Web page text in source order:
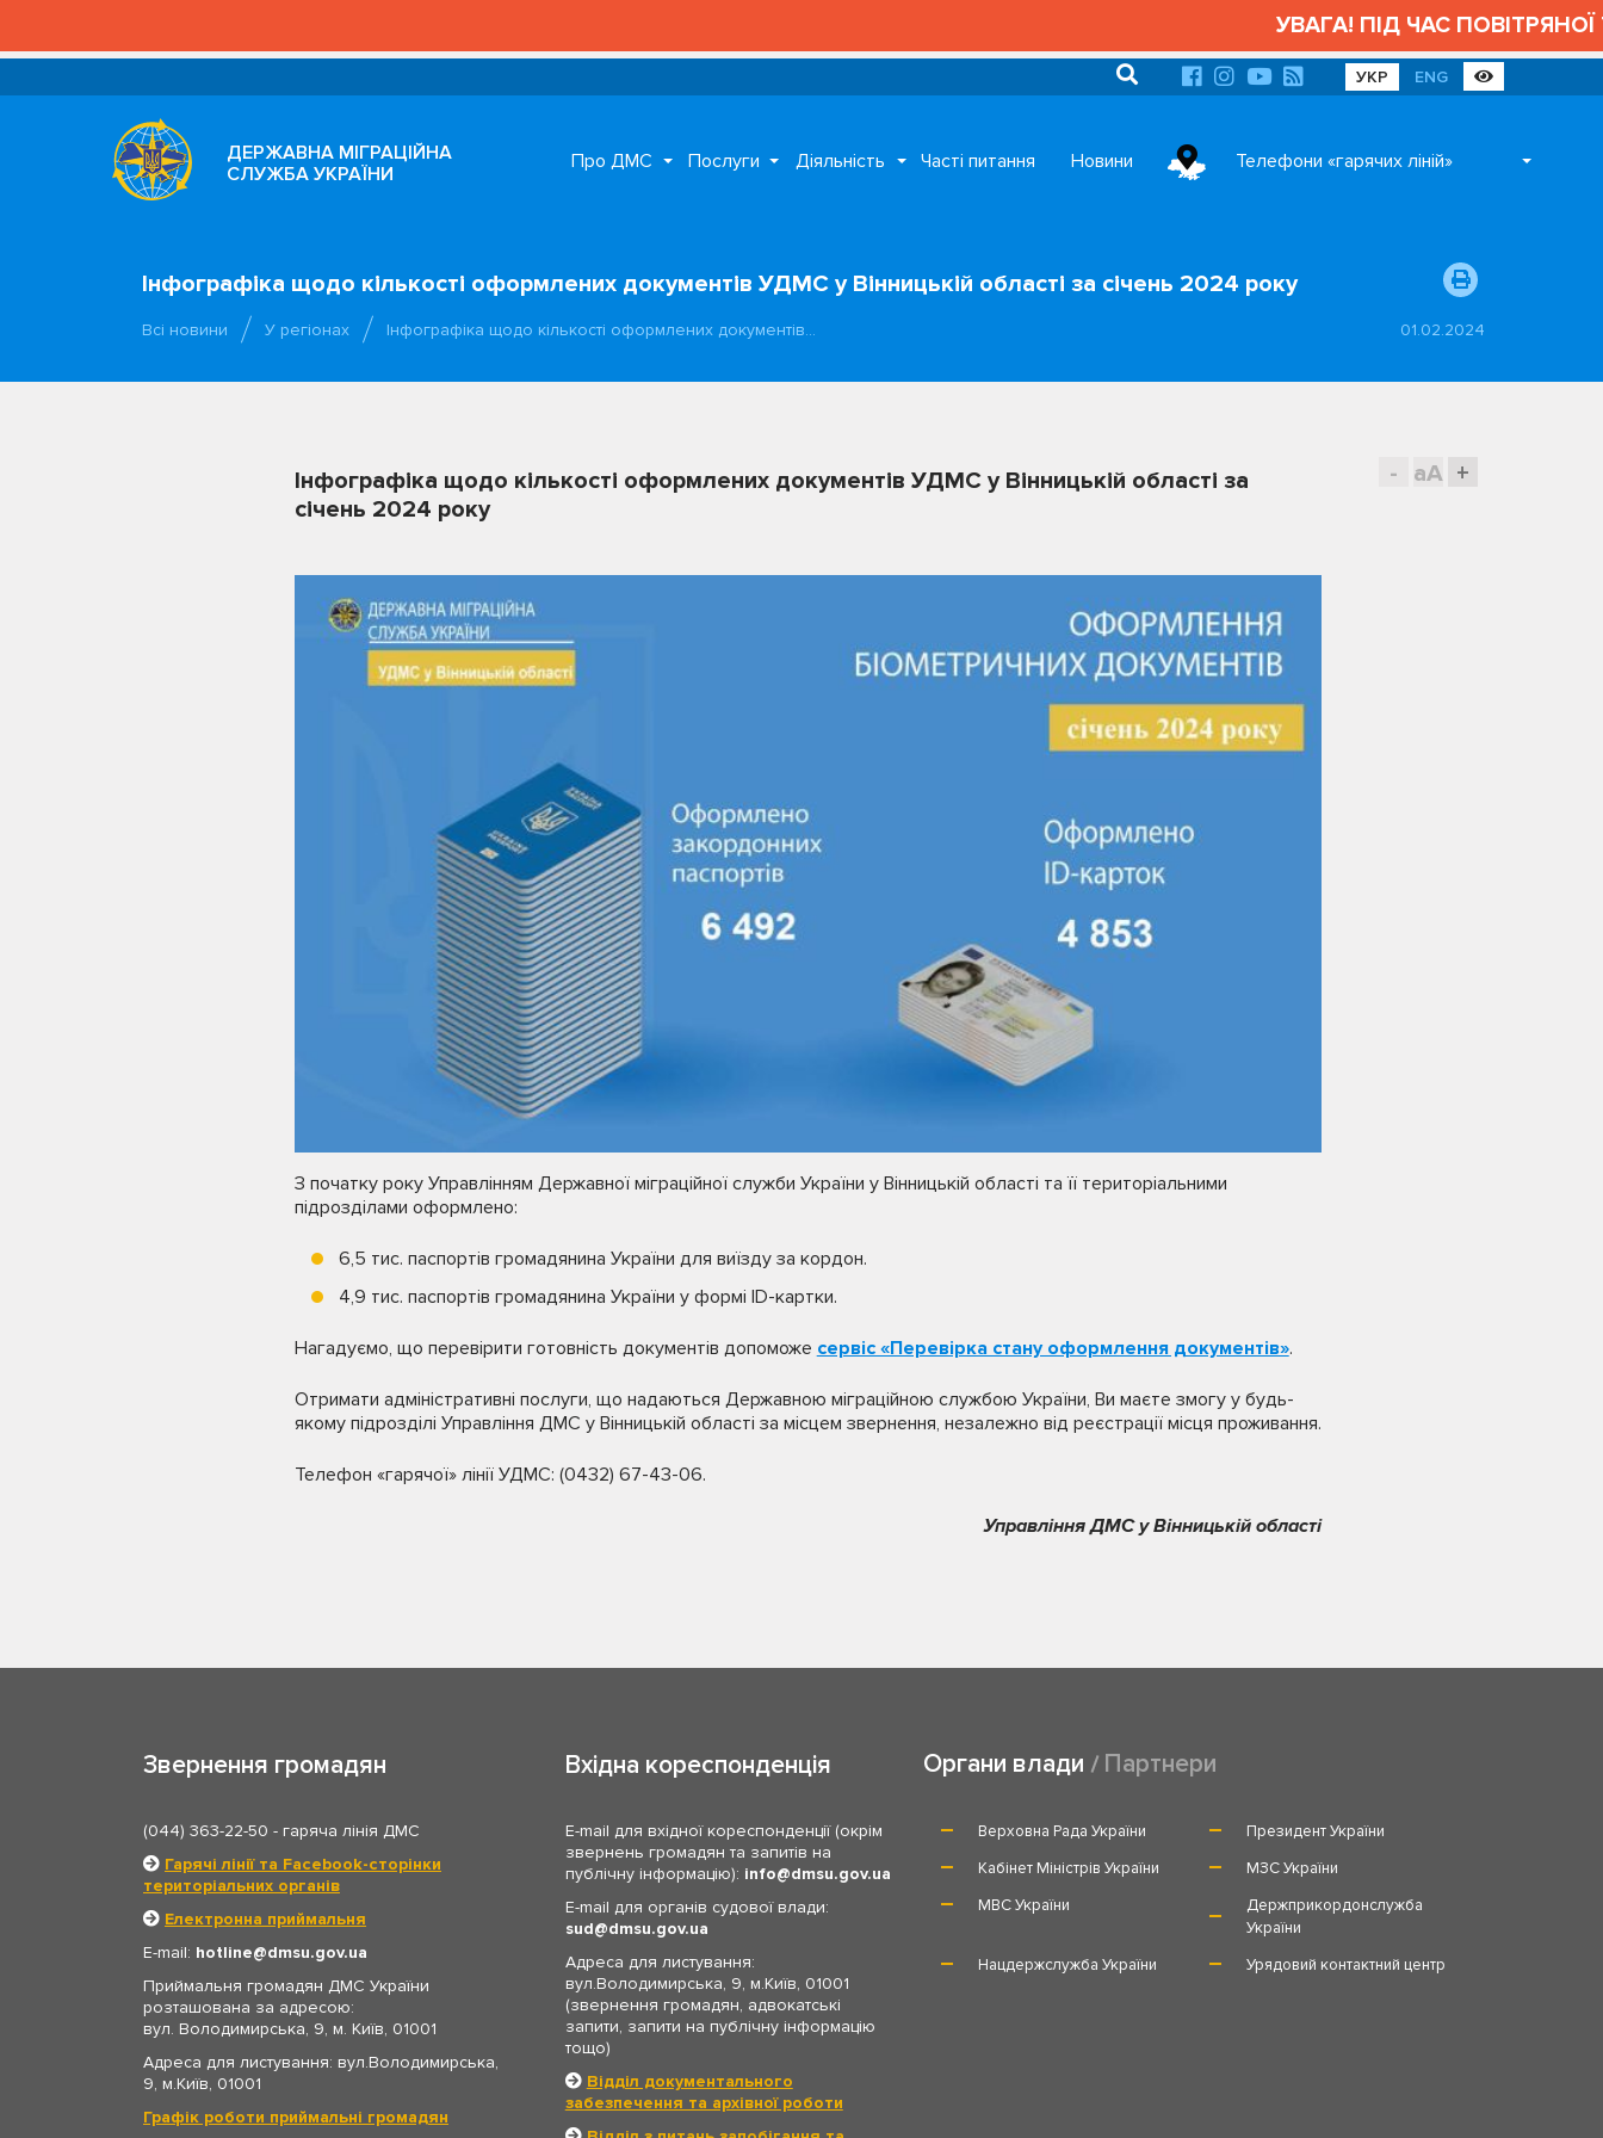
УВАГА! ПІД ЧАС
УКР ENG
ДЕРЖАВНА МІГРАЦІЙНА
СЛУЖБА УКРАЇНИ
Про ДМС Послуги Діяльність Часті питання Новини Телефони «гарячих ліній»
Інфографіка щодо кількості оформлених документів УДМС у Вінницькій області за січень 2024 року
Всі новини У регіонах Інфографіка щодо кількості оформлених документів… 01.02.2024
- aA +
Інфографіка щодо кількості оформлених документів УДМС у Вінницькій області за
січень 2024 року
З початку року Управлінням Державної міграційної служби України у Вінницькій області та її територіальними
підрозділами оформлено:
6,5 тис. паспортів громадянина України для виїзду за кордон.
4,9 тис. паспортів громадянина України у формі ID-картки.
Нагадуємо, що перевірити готовність документів допоможе сервіс «Перевірка стану оформлення документів».
Отримати адміністративні послуги, що надаються Державною міграційною службою України, Ви маєте змогу у будь-
якому підрозділі Управління ДМС у Вінницькій області за місцем звернення, незалежно від реєстрації місця проживання.
Телефон «гарячої» лінії УДМС: (0432) 67-43-06.
Управління ДМС у Вінницькій області
Звернення громадян
(044) 363-22-50 - гаряча лінія ДМС
Гарячі лінії та Facebook-сторінки
територіальних органів
Електронна приймальня
E-mail: hotline
dmsu.gov.ua
Приймальня громадян ДМС України
розташована за адресою:
вул. Володимирська, 9, м. Київ, 01001
Адреса для листування: вул.Володимирська,
9, м.Київ, 01001
Графік роботи приймальні громадян
Вхідна кореспонденція
E-mail для вхідної кореспонденції (окрім
звернень громадян та запитів на
публічну інформацію): info
dmsu.gov.ua
E-mail для органів судової влади:
sud
dmsu.gov.ua
Адреса для листування:
вул.Володимирська, 9, м.Київ, 01001
(звернення громадян, адвокатські
запити, запити на публічну інформацію
тощо)
Відділ документального
забезпечення та архівної роботи
Органи влади Партнери
Верховна Рада України
Президент України
Кабінет Міністрів України
МЗС України
МВС України
Держприкордонслужба
України
Нацдержслужба України
Урядовий контактний центр